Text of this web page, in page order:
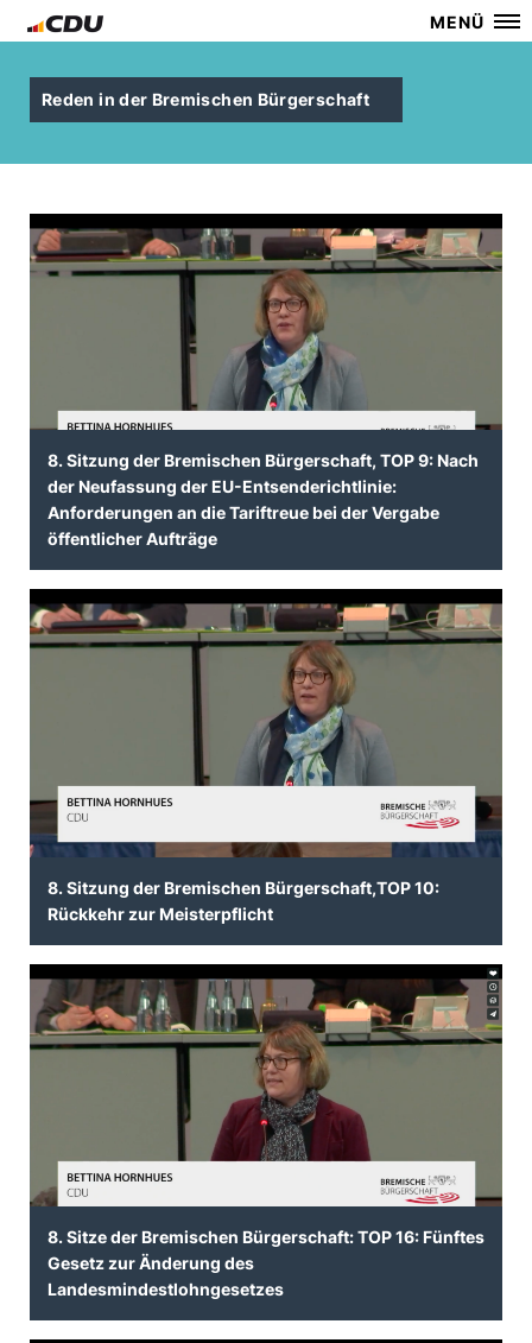
MENÜ
Reden in der Bremischen Bürgerschaft
8. Sitzung der Bremischen Bürgerschaft, TOP 9: Nach
der Neufassung der EU-Entsenderichtlinie:
Anforderungen an die Tariftreue bei der Vergabe
öffentlicher Aufträge
8. Sitzung der Bremischen Bürgerschaft,TOP 10:
Rückkehr zur Meisterpflicht
8. Sitze der Bremischen Bürgerschaft: TOP 16: Fünftes
Gesetz zur Änderung des
Landesmindestlohngesetzes